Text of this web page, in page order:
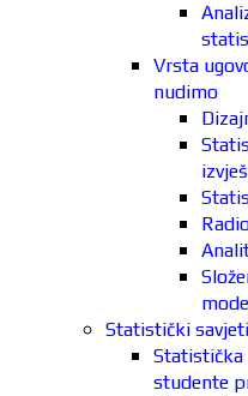
Vrsta
nudimo
Statistički savjeti
Statistička
studente